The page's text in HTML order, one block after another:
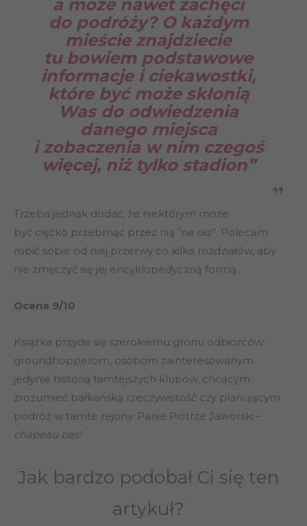
a może nawet zachęci
do podróży? O każdym
mieście znajdziecie
tu bowiem podstawowe
informacje i ciekawostki,
które być może skłonią
Was do odwiedzenia
danego miejsca
i zobaczenia w nim czegoś
więcej, niż tylko stadion”
Trzeba jednak dodać, że niektórym może
być ciężko przebrnąć przez nią “na raz”. Polecam
robić sobie od niej przerwy co kilka rozdziałów, aby
nie zmęczyć się jej encyklopedyczną formą.
Ocena 9/10
Książka przyda się szerokiemu gronu odbiorców:
groundhopperom, osobom zainteresowanym
jedynie historią tamtejszych klubów, chcącym
zrozumieć bałkańską rzeczywistość czy planującym
podróż w tamte rejony. Panie Piotrze Jaworski –
chapeau bas!
Jak bardzo podobał Ci się ten
artykuł?